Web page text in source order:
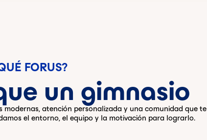
FORUS?
un gimnasio
atención personalizada y una comunidad que te
el entorno, el equipo y la motivación para lograrlo.